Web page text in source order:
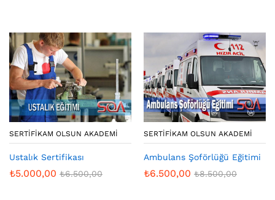
SERTIFIKAM OLSUN AKADEMI
Ustalık Sertifikası
₺5.000,00 ₺6.500,00
SERTIFIKAM OLSUN AKADEMI
Ambulans Şoförlüğü Eğitimi
₺6.500,00 ₺8.500,00